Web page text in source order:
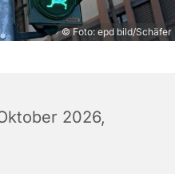
© Foto: epd bild/Schäfer
2026,